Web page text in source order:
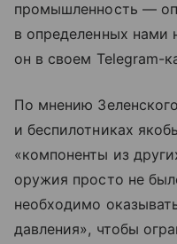
промышленность —
в определенных нами
он в своем Telegram-
По мнению
и беспилотниках
«компоненты из
оружия просто не
необходимо
давления», чтобы